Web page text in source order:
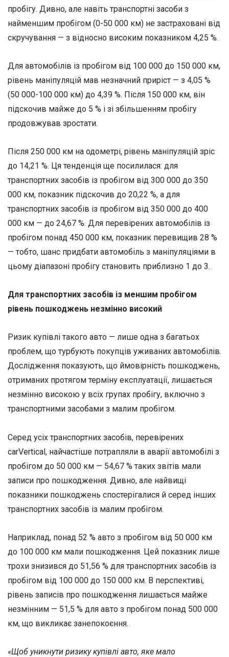
пробігу. Дивно, але навіть транспортні засоби з
найменшим пробігом (0-50 000 км) не застраховані від
скручування — з відносно високим показником 4,25 %.
Для автомобілів із пробігом від 100 000 до 150 000 км,
рівень маніпуляцій мав незначний приріст — з 4,05 %
(50 000-100 000 км) до 4,39 %. Після 150 000 км, він
підскочив майже до 5 % і зі збільшенням пробігу
продовжував зростати.
Після 250 000 км на одометрі, рівень маніпуляцій зріс
до 14,21 %. Ця тенденція ще посилилася: для
транспортних засобів із пробігом від 300 000 до 350
000 км, показник підскочив до 20,22 %, а для
транспортних засобів із пробігом від 350 000 до 400
000 км — до 24,67 %. Для перевірених автомобілів із
пробігом понад 450 000 км, показник перевищив 28 %
— тобто, шанс придбати автомобіль з маніпуляціями в
цьому діапазоні пробігу становить приблизно 1 до 3.
Для транспортних засобів із меншим пробігом
рівень пошкоджень незмінно високий
Ризик купівлі такого авто — лише одна з багатьох
проблем, що турбують покупців уживаних автомобілів.
Дослідження показують, що ймовірність пошкоджень,
отриманих протягом терміну експлуатації, лишається
незмінно високою у всіх групах пробігу, включно з
транспортними засобами з малим пробігом.
Серед усіх транспортних засобів, перевірених
carVertical, найчастіше потрапляли в аварії автомобілі з
пробігом до 50 000 км — 54,67 % таких звітів мали
записи про пошкодження. Дивно, але найвищі
показники пошкоджень спостерігалися й серед інших
транспортних засобів із малим пробігом.
Наприклад, понад 52 % авто з пробігом від 50 000 км
до 100 000 км мали пошкодження. Цей показник лише
трохи знизився до 51,56 % для транспортних засобів із
пробігом від 100 000 до 150 000 км. В перспективі,
рівень записів про пошкодження лишається майже
незмінним — 51,5 % для авто з пробігом понад 500 000
км, що викликає занепокоєння.
«Щоб уникнути ризику купівлі авто, яке мало